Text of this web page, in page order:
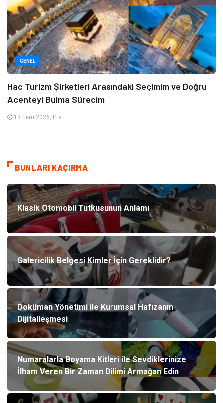
GENEL
Hac Turizm Şirketleri Arasındaki Seçimim ve Doğru
Acenteyi Bulma Sürecim
13 Tem 2026, Pts
BUNLARI KAÇIRMA
Klasik Otomobil Tutkusunun Anlamı
Galericilik Belgesi Kimler İçin Gereklidir?
Doküman Yönetimi ile Kurumsal Hafızanın
Dijitalleşmesi
Numaralarla Boyama Kitleri ile Sevdiklerinize
İlham Veren Bir Zaman Dilimi Armağan Edin